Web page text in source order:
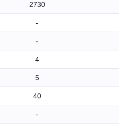
2730
-
-
4
5
40
-